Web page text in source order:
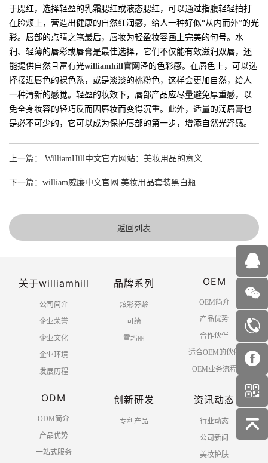
于腮红，选择轻盈的乳霜腮红或液态腮红，可以通过指腹轻轻拍打
在脸颊上，营造出健康的自然红润感，给人一种好似“从内而外”的光
彩。唇部的点睛之笔最后，唇妆为轻盈妆容画上完美的句号。水
润、轻薄的唇彩或唇膏是最佳选择，它们不仅能有效滋润双唇，还
能提供自然且富有光williamhill官网泽的色彩感。在唇色上，可以选
择接近唇色的裸色系，或是淡淡的桃粉色，这样会更加自然，给人
一种清新的感觉。轻盈的妆效下，唇部产品应尽量避免厚重感，以
免全身妆容的轻巧反而因唇妆而变得沉重。此外，适量的润唇膏也
是必不可少的，它可以成为保护唇部的第一步，增添自然光泽感。
上一篇： WilliamHill中文官方网站：美妆用品的意义
下一篇：william威廉中文官网 美妆用品套装黑白瓶
返回列表
关于williamhill
公司简介
企业荣誉
企业文化
企业环境
发展历程
品牌系列
炫彩芬龄
可绮
雪玛丽
OEM
OEM简介
产品优势
合作伙伴
适合OEM的伙伴
OEM业务流程
ODM
ODM简介
产品优势
一站式服务
创新研发
专利产品
资讯动态
行业动态
公司新闻
美妆护肤